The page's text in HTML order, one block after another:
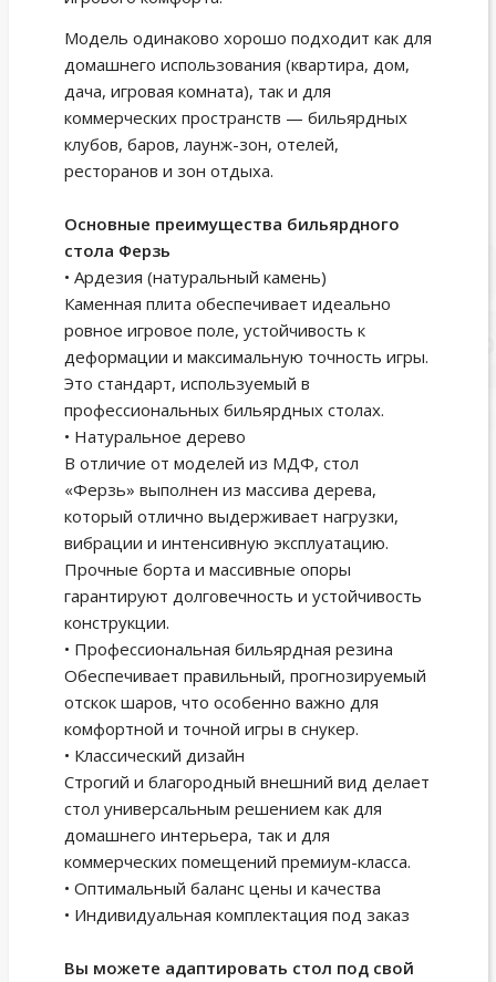
Модель одинаково хорошо подходит как для
домашнего использования (квартира, дом,
дача, игровая комната), так и для
коммерческих пространств — бильярдных
клубов, баров, лаунж-зон, отелей,
ресторанов и зон отдыха.
Основные преимущества бильярдного
стола Ферзь
• Ардезия (натуральный камень)
Каменная плита обеспечивает идеально
ровное игровое поле, устойчивость к
деформации и максимальную точность игры.
Это стандарт, используемый в
профессиональных бильярдных столах.
• Натуральное дерево
В отличие от моделей из МДФ, стол
«Ферзь» выполнен из массива дерева,
который отлично выдерживает нагрузки,
вибрации и интенсивную эксплуатацию.
Прочные борта и массивные опоры
гарантируют долговечность и устойчивость
конструкции.
• Профессиональная бильярдная резина
Обеспечивает правильный, прогнозируемый
отскок шаров, что особенно важно для
комфортной и точной игры в снукер.
• Классический дизайн
Строгий и благородный внешний вид делает
стол универсальным решением как для
домашнего интерьера, так и для
коммерческих помещений премиум-класса.
• Оптимальный баланс цены и качества
• Индивидуальная комплектация под заказ
Вы можете адаптировать стол под свой